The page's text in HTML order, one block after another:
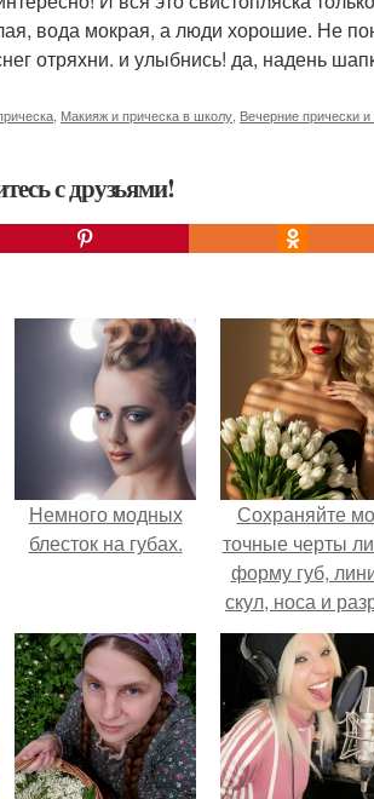
вода мокрая, а люди хорошие. Не
отряхни. и улыбнись! да, надень
Макияж и прическа в школу Вечерние прически
с друзьями!
Немного модных
блесток на губах.
Сохраняйте
точные черты
форму губ,
скул, носа и
глаз.